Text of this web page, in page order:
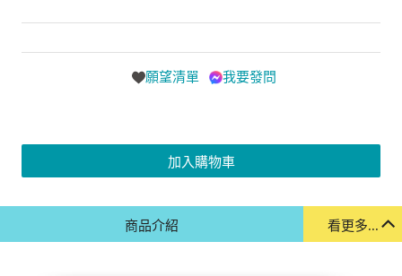
願望清單 我要發問
加入購物車
看更多...
商品介紹